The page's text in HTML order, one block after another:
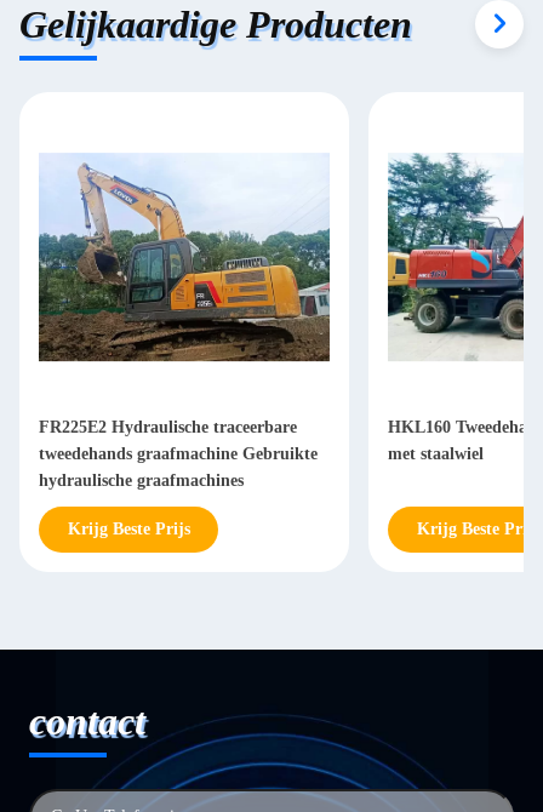
Gelijkaardige Producten
FR225E2 Hydraulische traceerbare
tweedehands graafmachine Gebruikte
hydraulische graafmachines
Krijg Beste Prijs
HKL160
met staalwiel
Krijg Beste Prijs
contact